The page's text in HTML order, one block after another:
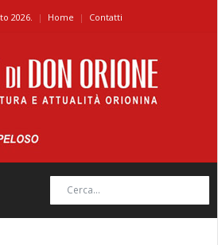
2026. Home Contatti